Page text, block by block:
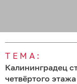
ТЕМА:
Калининградец
четвёртого этажа